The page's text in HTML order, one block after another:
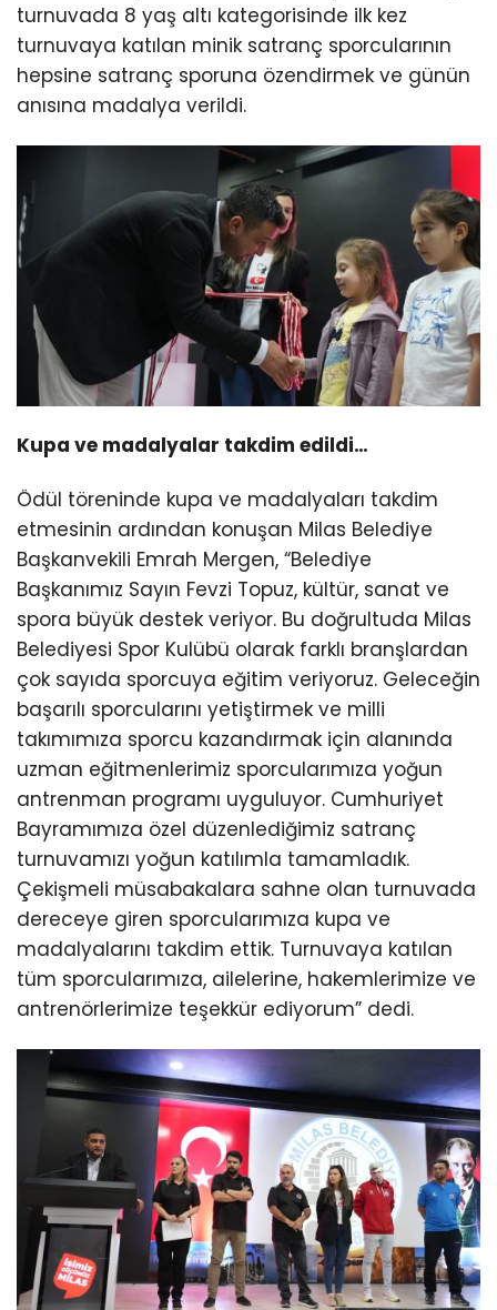
turnuvada 8 yaş altı kategorisinde ilk kez
turnuvaya katılan minik satranç sporcularının
hepsine satranç sporuna özendirmek ve günün
anısına madalya verildi.
Kupa ve madalyalar takdim edildi…
Ödül töreninde kupa ve madalyaları takdim
etmesinin ardından konuşan Milas Belediye
Başkanvekili Emrah Mergen, “Belediye
Başkanımız Sayın Fevzi Topuz, kültür, sanat ve
spora büyük destek veriyor. Bu doğrultuda Milas
Belediyesi Spor Kulübü olarak farklı branşlardan
çok sayıda sporcuya eğitim veriyoruz. Geleceğin
başarılı sporcularını yetiştirmek ve milli
takımımıza sporcu kazandırmak için alanında
uzman eğitmenlerimiz sporcularımıza yoğun
antrenman programı uyguluyor. Cumhuriyet
Bayramımıza özel düzenlediğimiz satranç
turnuvamızı yoğun katılımla tamamladık.
Çekişmeli müsabakalara sahne olan turnuvada
dereceye giren sporcularımıza kupa ve
madalyalarını takdim ettik. Turnuvaya katılan
tüm sporcularımıza, ailelerine, hakemlerimize ve
antrenörlerimize teşekkür ediyorum” dedi.